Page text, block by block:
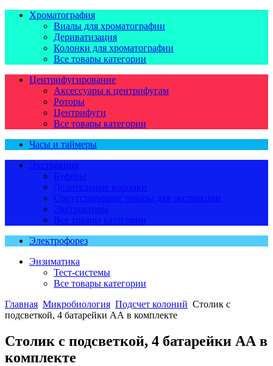
Хроматография
Виалы для хроматографии
Дериватизация
Колонки для хроматографии
Все товары категории
Центрифугирование
Аксессуары к центрифугам
Роторы
Центрифуги
Все товары категории
Часы и таймеры
Экстракция
Буферы
Делительные воронки
Сопутствующие товары для экстракции
Экстракторы
Все товары категории
Электрофорез
Энзиматика
Тест-системы
Все товары категории
Главная Микробиология Подсчет колоний Столик с
подсветкой, 4 батарейки АА в комплекте
Столик с подсветкой, 4 батарейки АА в
комплекте